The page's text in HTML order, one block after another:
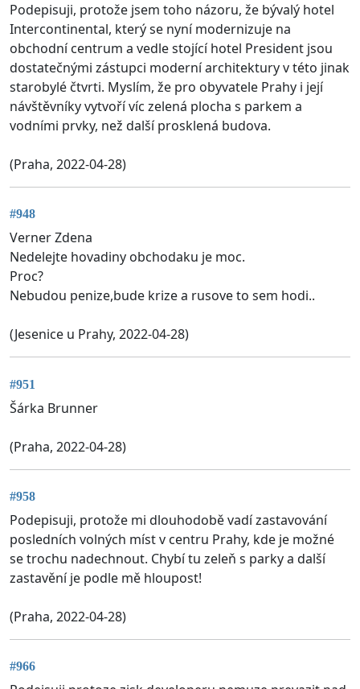
Podepisuji, protože jsem toho názoru, že bývalý hotel
Intercontinental, který se nyní modernizuje na
obchodní centrum a vedle stojící hotel President jsou
dostatečnými zástupci moderní architektury v této jinak
starobylé čtvrti. Myslím, že pro obyvatele Prahy i její
návštěvníky vytvoří víc zelená plocha s parkem a
vodními prvky, než další prosklená budova.
(Praha, 2022-04-28)
#948
Verner Zdena
Nedelejte hovadiny obchodaku je moc.
Proc?
Nebudou penize,bude krize a rusove to sem hodi..
(Jesenice u Prahy, 2022-04-28)
#951
Šárka Brunner
(Praha, 2022-04-28)
#958
Podepisuji, protože mi dlouhodobě vadí zastavování
posledních volných míst v centru Prahy, kde je možné
se trochu nadechnout. Chybí tu zeleň s parky a další
zastavění je podle mě hloupost!
(Praha, 2022-04-28)
#966